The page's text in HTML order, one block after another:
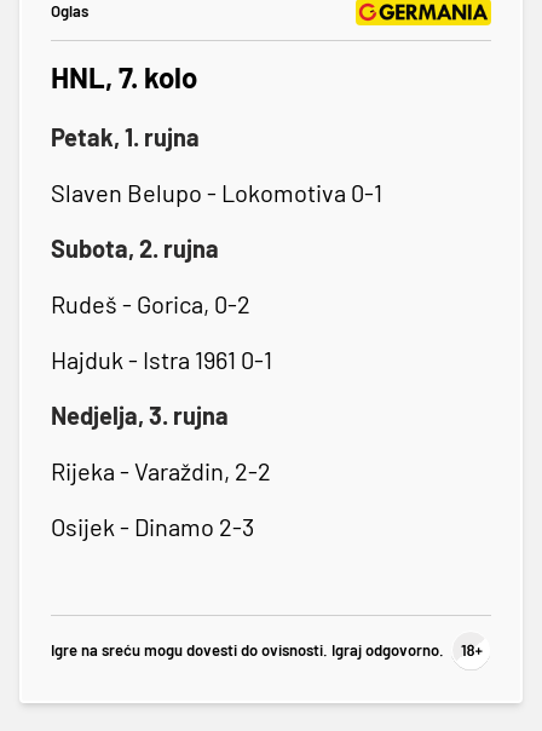
Oglas
HNL, 7. kolo
Petak, 1. rujna
Slaven Belupo - Lokomotiva 0-1
Subota, 2. rujna
Rudeš - Gorica, 0-2
Hajduk - Istra 1961 0-1
Nedjelja, 3. rujna
Rijeka - Varaždin, 2-2
Osijek - Dinamo 2-3
Igre na sreću mogu dovesti do ovisnosti. Igraj odgovorno.